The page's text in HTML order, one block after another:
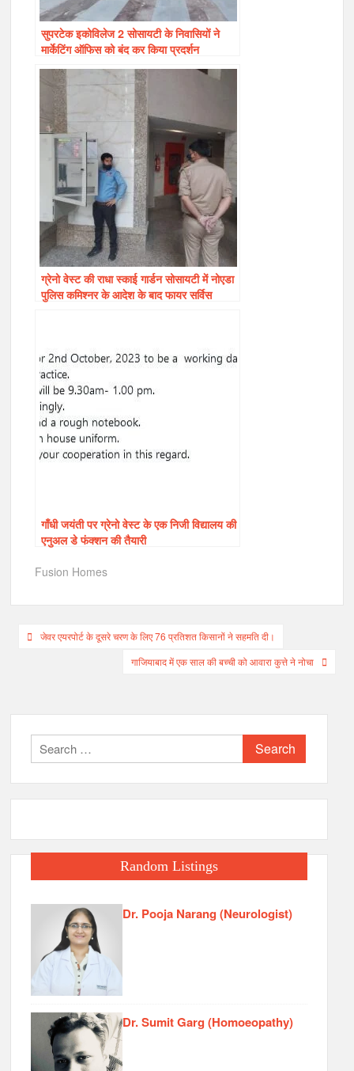
सुपरटेक इकोविलेज 2 सोसायटी के निवासियों ने
मार्केटिंग ऑफिस को बंद कर किया प्रदर्शन
ग्रेनो वेस्ट की राधा स्काई गार्डन सोसायटी में नोएडा
पुलिस कमिश्नर के आदेश के बाद फायर सर्विस
गाँधी जयंती पर ग्रेनो वेस्ट के एक निजी विद्यालय की
एनुअल डे फंक्शन की तैयारी
Fusion Homes
Postजेवर एयरपोर्ट के दूसरे चरण के लिए 76 प्रतिशत किसानों ने सहमति दी।
गाजियाबाद में एक साल की बच्ची को आवारा कुत्ते ने नोचा
Search
for:
Random Listings
Dr. Pooja Narang (Neurologist)
Dr. Sumit Garg (Homoeopathy)